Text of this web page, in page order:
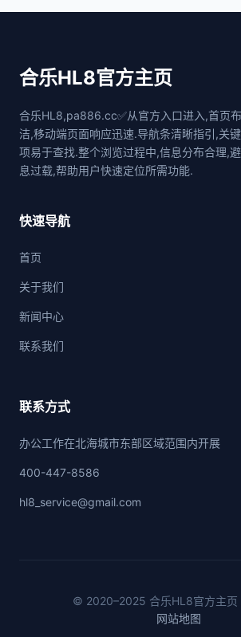
合乐HL8官方主页
合乐HL8,pa886.cc✅从官方入口进入,首页
洁,移动端页面响应迅速.导航条清晰指引,关
项易于查找.整个浏览过程中,信息分布合理,
息过载,帮助用户快速定位所需功能.
快速导航
首页
关于我们
新闻中心
联系我们
联系方式
办公工作在北海城市东部区域范围内开展
400-447-8586
hl8_service@gmail.com
© 2020–2025 合乐HL8官方主页
网站地图